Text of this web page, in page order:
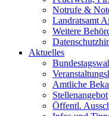
Notrufe &
Landratsamt
Weitere
Aktuelles
Amtliche
Stellenangebot
Öffentl.